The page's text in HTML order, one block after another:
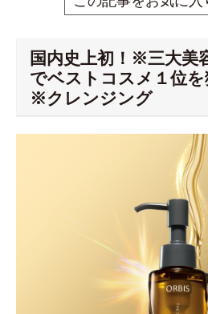
国内史上初！※三大美
でベストコスメ１位
※クレンジング